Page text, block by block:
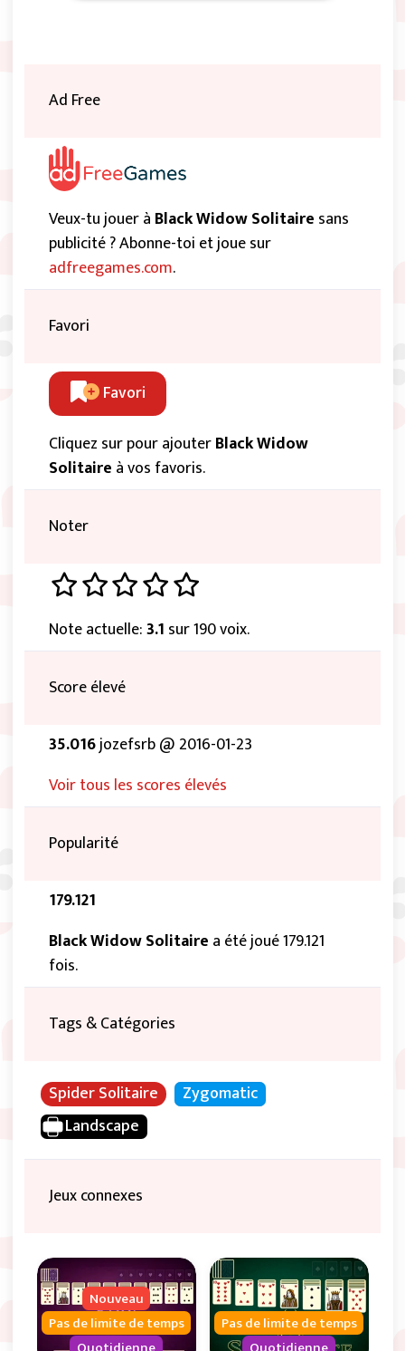
Ad Free
Veux-tu jouer à Black Widow Solitaire sans
publicité ? Abonne-toi et joue sur
adfreegames.com.
Favori
Favori
Cliquez sur pour ajouterBlack Widow
Solitaire à vos favoris.
Noter
Note actuelle:3.1 sur 190 voix.
Score élevé
35.016jozefsrb @ 2016-01-23
Voir tous les scores élevés
Popularité
179.121
Black Widow Solitaire a été joué 179.121
fois.
Tags & Catégories
Spider Solitaire
Zygomatic
Landscape
Jeux connexes
Nouveau
Pas de limite de temps
Pas de limite de temps